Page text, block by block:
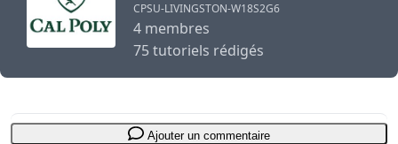
CPSU-LIVINGSTON-W18S2G6
4 membres
75 tutoriels rédigés
Ajouter un commentaire